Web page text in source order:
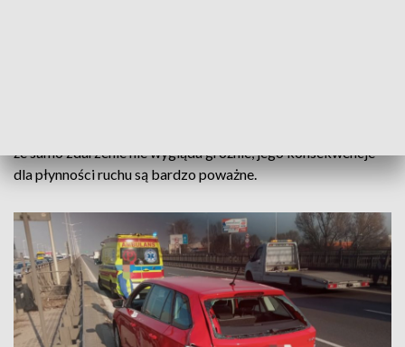
że samo zdarzenie nie wygląda groźnie, jego konsekwencje
dla płynności ruchu są bardzo poważne.